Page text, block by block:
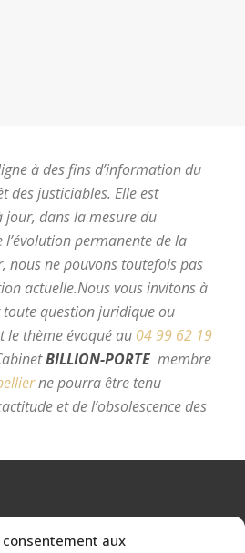
consentement aux
à des fins d’information du
des justiciables. Elle est
jour, dans la mesure du
l’évolution permanente de la
nous ne pouvons toutefois pas
actuelle.Nous vous invitons à
question juridique ou
le thème évoqué au 04 99 62 19
BILLION-PORTE membre
ne pourra être tenu
et de l’obsolescence des